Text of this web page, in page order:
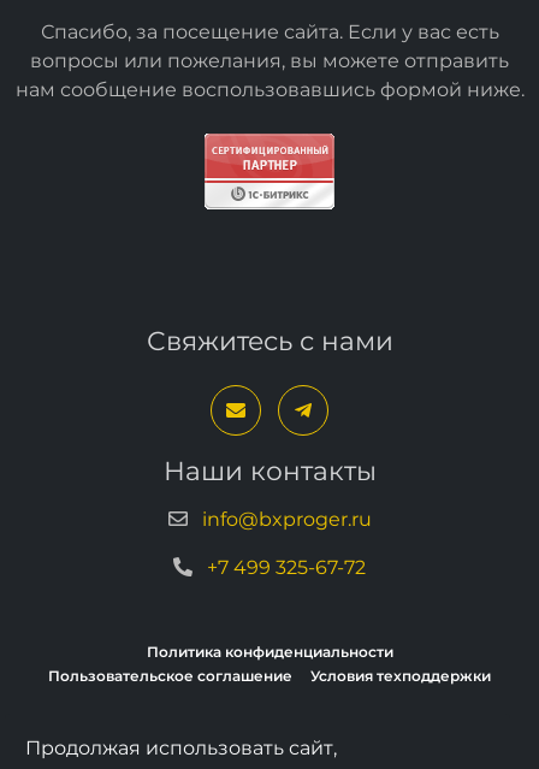
Спасибо, за посещение сайта. Если у вас есть
вопросы или пожелания, вы можете отправить
нам сообщение воспользовавшись формой ниже.
Свяжитесь с нами
Наши контакты
info@bxproger.ru
+7 499 325-67-72
Политика конфиденциальности
Пользовательское соглашение
Условия техподдержки
Copyright © 2013–2026, BXPROGER
Продолжая использовать сайт,